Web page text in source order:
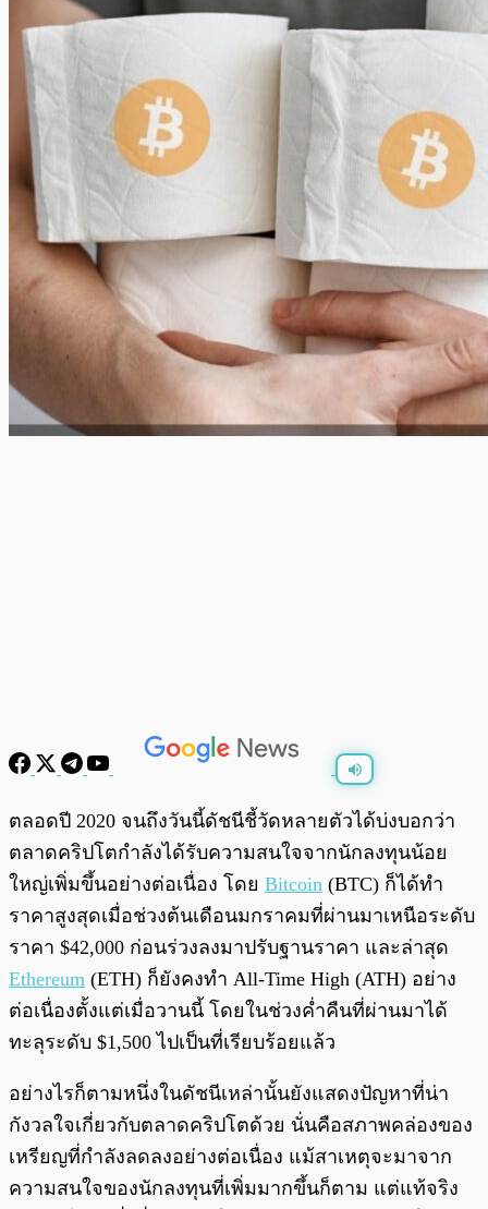
พร้อมเล่น 0:00
ตลอดปี 2020 จนถึงวันนี้ดัชนีชี้วัดหลายตัวได้บ่งบอกว่า
ตลาดคริปโตกำลังได้รับความสนใจจากนักลงทุนน้อย
ใหญ่เพิ่มขึ้นอย่างต่อเนื่อง โดย Bitcoin (BTC) ก็ได้ทำ
ราคาสูงสุดเมื่อช่วงต้นเดือนมกราคมที่ผ่านมาเหนือระดับ
ราคา $42,000 ก่อนร่วงลงมาปรับฐานราคา และล่าสุด
Ethereum (ETH) ก็ยังคงทำ All-Time High (ATH) อย่าง
ต่อเนื่องตั้งแต่เมื่อวานนี้ โดยในช่วงค่ำคืนที่ผ่านมาได้
ทะลุระดับ $1,500 ไปเป็นที่เรียบร้อยแล้ว
อย่างไรก็ตามหนึ่งในดัชนีเหล่านั้นยังแสดงปัญหาที่น่า
กังวลใจเกี่ยวกับตลาดคริปโตด้วย นั่นคือสภาพคล่องของ
เหรียญที่กำลังลดลงอย่างต่อเนื่อง แม้สาเหตุจะมาจาก
ความสนใจของนักลงทุนที่เพิ่มมากขึ้นก็ตาม แต่แท้จริง